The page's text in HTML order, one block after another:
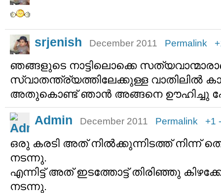
srjenish December 2011 Permalink
ഞങ്ങളുടെ നാട്ടിലൊക്കെ
സ്വാതന്ത്ര്യത്തിലേക്കുള്ള വാതിലില്‍
അതുകൊണ്ട് ഞാന്‍ അങ്ങനെ ഊഹിച്ചു
Admin December 2011 Permalink +1
ഒരു കരടി അത് നില്‍ക്കുന്നിടത്ത് നിന്ന്
നടന്നു.
എന്നിട്ട് അത് ഇടത്തോട്ട് തിരിഞ്ഞു
നടന്നു.